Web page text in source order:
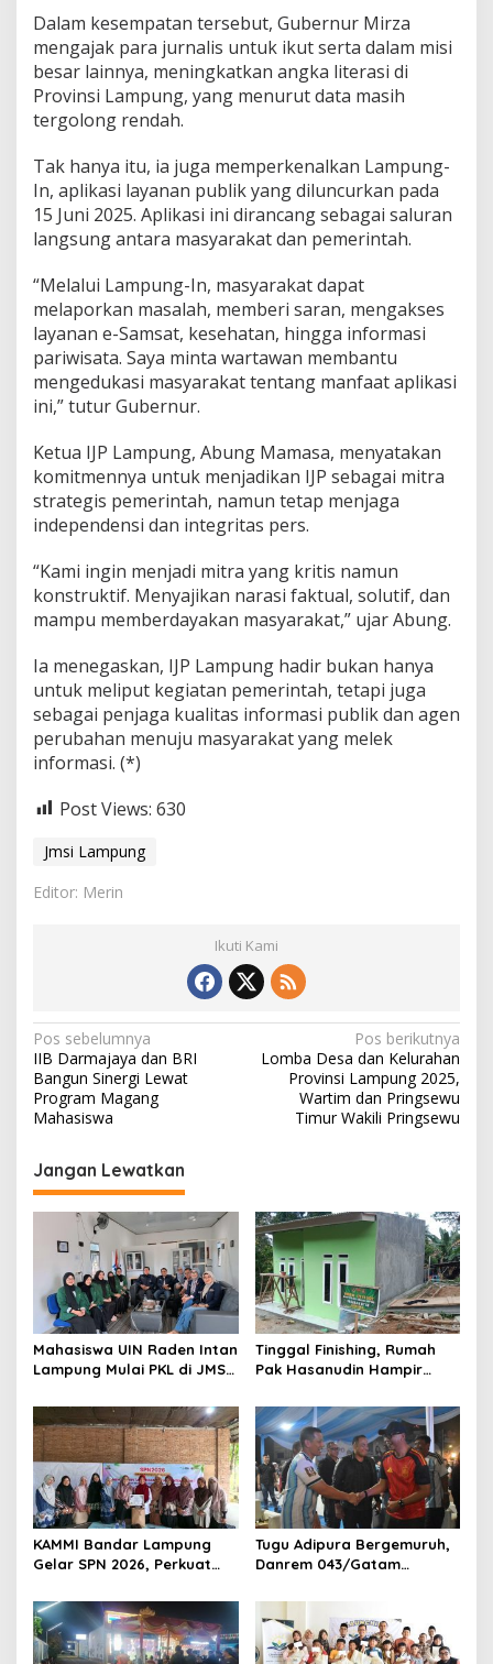
Dalam kesempatan tersebut, Gubernur Mirza
mengajak para jurnalis untuk ikut serta dalam misi
besar lainnya, meningkatkan angka literasi di
Provinsi Lampung, yang menurut data masih
tergolong rendah.
Tak hanya itu, ia juga memperkenalkan Lampung-
In, aplikasi layanan publik yang diluncurkan pada
15 Juni 2025. Aplikasi ini dirancang sebagai saluran
langsung antara masyarakat dan pemerintah.
“Melalui Lampung-In, masyarakat dapat
melaporkan masalah, memberi saran, mengakses
layanan e-Samsat, kesehatan, hingga informasi
pariwisata. Saya minta wartawan membantu
mengedukasi masyarakat tentang manfaat aplikasi
ini,” tutur Gubernur.
Ketua IJP Lampung, Abung Mamasa, menyatakan
komitmennya untuk menjadikan IJP sebagai mitra
strategis pemerintah, namun tetap menjaga
independensi dan integritas pers.
“Kami ingin menjadi mitra yang kritis namun
konstruktif. Menyajikan narasi faktual, solutif, dan
mampu memberdayakan masyarakat,” ujar Abung.
Ia menegaskan, IJP Lampung hadir bukan hanya
untuk meliput kegiatan pemerintah, tetapi juga
sebagai penjaga kualitas informasi publik dan agen
perubahan menuju masyarakat yang melek
informasi. (*)
Post Views: 630
Jmsi Lampung
Editor: Merin
Ikuti Kami
N
a
v
g
a
p
o
s
Pos sebelumnya
IIB Darmajaya dan BRI
Bangun Sinergi Lewat
Program Magang
Mahasiswa
Pos berikutnya
Lomba Desa dan Kelurahan
Provinsi Lampung 2025,
Wartim dan Pringsewu
Timur Wakili Pringsewu
Jangan Lewatkan
Mahasiswa UIN Raden Intan
Lampung Mulai PKL di JMSI
Tinggal Finishing, Rumah
Pak Hasanudin Hampir
TMMD (TNI Manunggal
Membangun Desa)
KAMMI Bandar Lampung
Gelar SPN 2026, Perkuat
Tantangan Zaman
Tugu Adipura Bergemuruh,
Danrem 043/Gatam
Lampung dan Masyarakat
Nobar Final Piala Dunia
2026